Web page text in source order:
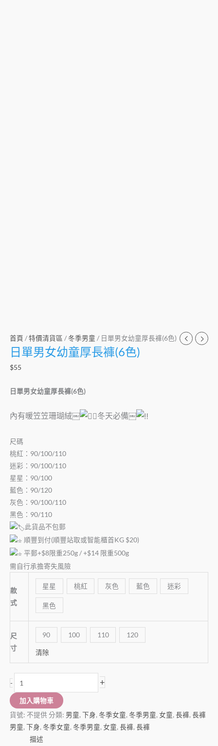
首頁 /特價清貨區 /冬季男童 / 日單男女幼童厚長褲(6色)
日單男女幼童厚長褲(6色)
$55
日單男女幼童厚長褲(6色)
內有暖笠笠珊瑚絨￼ 冬天必備￼
尺碼
桃紅：90/100/110
迷彩：90/100/110
星星：90/100
藍色：90/120
灰色：90/100/110
黑色：90/110
此貨品不包郵
順豐到付(順豐站取或智能櫃首KG $20)
平郵+$8限重250g / +$14 限重500g
需自行承擔寄失風險
款
式
星星 桃紅 灰色 藍色 迷彩
黑色
尺
寸
90 100 110 120
清除
- +
加入購物車
貨號: 不提供 分類: 男童, 下身, 冬季女童, 冬季男童, 女童, 長褲, 長褲
男童, 下身, 冬季女童, 冬季男童, 女童, 長褲, 長褲
描述